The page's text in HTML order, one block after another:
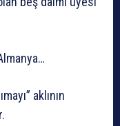
aklının